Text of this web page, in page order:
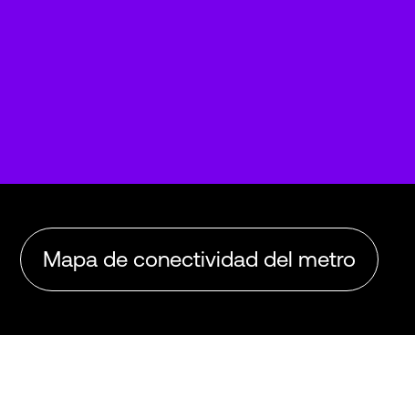
Mapa de conectividad del metro